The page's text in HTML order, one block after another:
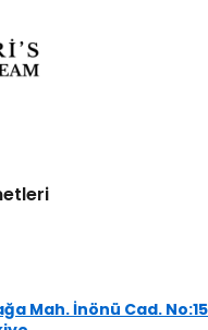
Mah. İnönü Cad.